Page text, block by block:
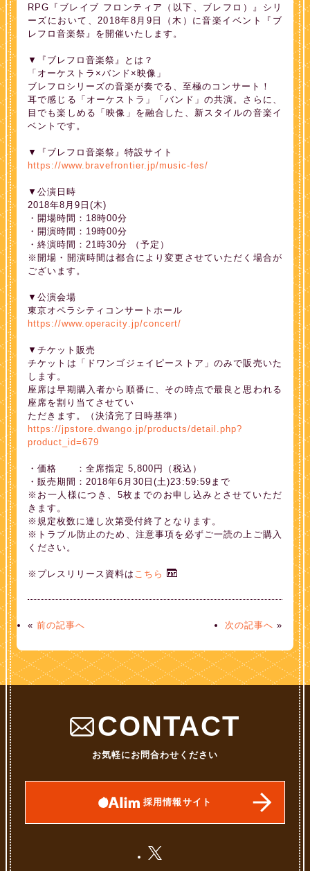
RPG『ブレイブ フロンティア（以下、ブレフロ）』シリ
ーズにおいて、2018年8月9日（木）に音楽イベント『ブ
レフロ音楽祭』を開催いたします。
▼『ブレフロ音楽祭』とは？
「オーケストラ×バンド×映像」
ブレフロシリーズの音楽が奏でる、至極のコンサート！
耳で感じる「オーケストラ」「バンド」の共演。さらに、
目でも楽しめる「映像」を融合した、新スタイルの音楽イ
ベントです。
▼『ブレフロ音楽祭』特設サイト
https://www.bravefrontier.jp/music-fes/
▼公演日時
2018年8月9日(木)
・開場時間：18時00分
・開演時間：19時00分
・終演時間：21時30分 （予定）
※開場・開演時間は都合により変更させていただく場合が
ございます。
▼公演会場
東京オペラシティコンサートホール
https://www.operacity.jp/concert/
▼チケット販売
チケットは「ドワンゴジェイピーストア」のみで販売いた
します。
座席は早期購入者から順番に、その時点で最良と思われる
座席を割り当てさせてい
ただきます。（決済完了日時基準）
https://jpstore.dwango.jp/products/detail.php?
product_id=679
・価格 ：全席指定 5,800円（税込）
・販売期間：2018年6月30日(土)23:59:59まで
※お一人様につき、5枚までのお申し込みとさせていただ
きます。
※規定枚数に達し次第受付終了となります。
※トラブル防止のため、注意事項を必ずご一読の上ご購入
ください。
※プレスリリース資料は こちら
«前の記事へ 次の記事へ »
CONTACT
お気軽にお問合わせください
採用情報サイト